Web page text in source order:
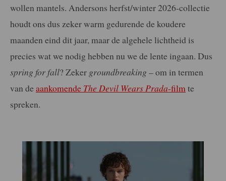
wollen mantels. Andersons herfst/winter 2026-collectie
houdt ons dus zeker warm gedurende de koudere
maanden eind dit jaar, maar de algehele lichtheid is
precies wat we nodig hebben nu we de lente ingaan. Dus
spring for fall? Zeker groundbreaking – om in termen
van de aankomende The Devil Wears Prada-filmte
spreken.